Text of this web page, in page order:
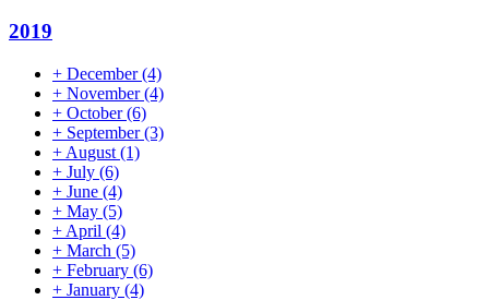
2019
+ December(4)
+ November(4)
+ October(6)
+ September(3)
+ August (1)
+ July (6)
+ June (4)
+ May (5)
+ April (4)
+ March (5)
+ February (6)
+ January (4)